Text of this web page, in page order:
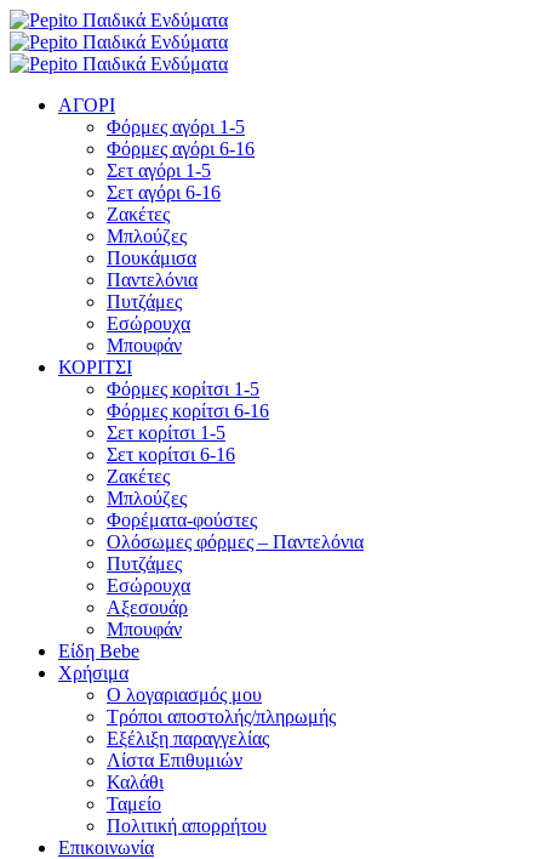
ΑΓΟΡΙ
Φόρμες αγόρι 1-5
Φόρμες αγόρι 6-16
Σετ αγόρι 1-5
Σετ αγόρι 6-16
Ζακέτες
Μπλούζες
Πουκάμισα
Παντελόνια
Πυτζάμες
Εσώρουχα
Μπουφάν
ΚΟΡΙΤΣΙ
Φόρμες κορίτσι 1-5
Φόρμες κορίτσι 6-16
Σετ κορίτσι 1-5
Σετ κορίτσι 6-16
Ζακέτες
Μπλούζες
Φορέματα-φούστες
Ολόσωμες φόρμες – Παντελόνια
Πυτζάμες
Εσώρουχα
Αξεσουάρ
Μπουφάν
Είδη Bebe
Χρήσιμα
Ο λογαριασμός μου
Τρόποι αποστολής/πληρωμής
Εξέλιξη παραγγελίας
Λίστα Επιθυμιών
Καλάθι
Ταμείο
Πολιτική απορρήτου
Επικοινωνία